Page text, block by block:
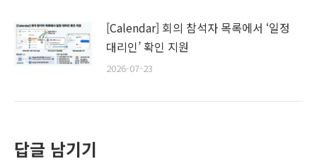
[Calendar] 회의 참석자 목록에서 ‘일정
대리인’ 확인 지원
2026-07-23
답글 남기기